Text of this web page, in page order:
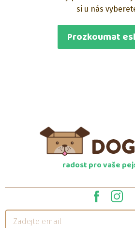
si u nás
Prozkoumat
radost pro vaše